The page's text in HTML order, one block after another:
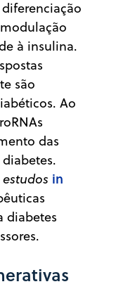
à insulina.
são
Ao
das
estudos in
diabetes